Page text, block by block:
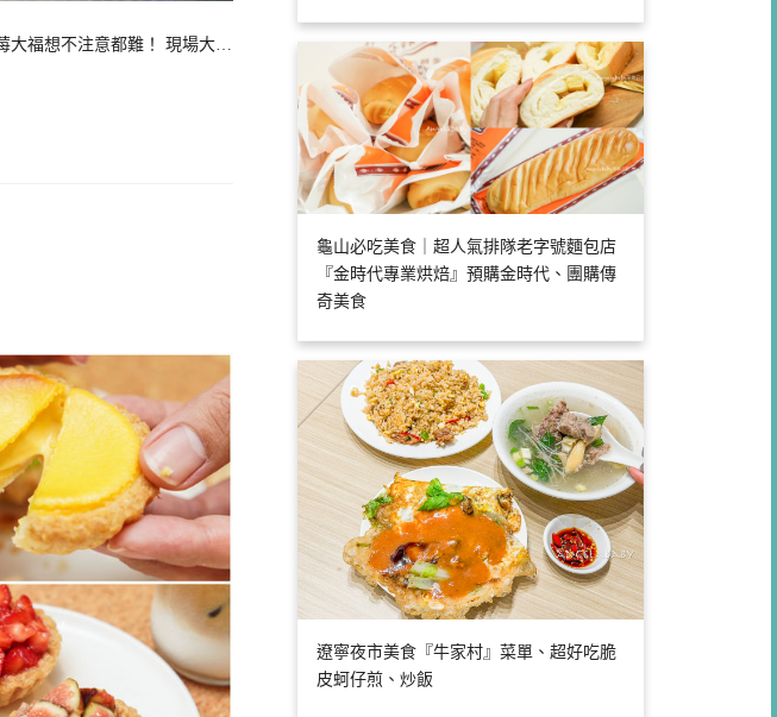
大福想不注意都難！ 現場大…
龜山必吃美食｜超人氣排隊老字號麵包店
『金時代專業烘焙』預購金時代、團購傳
奇美食
遼寧夜市美食『牛家村』菜單、超好吃脆
皮蚵仔煎、炒飯